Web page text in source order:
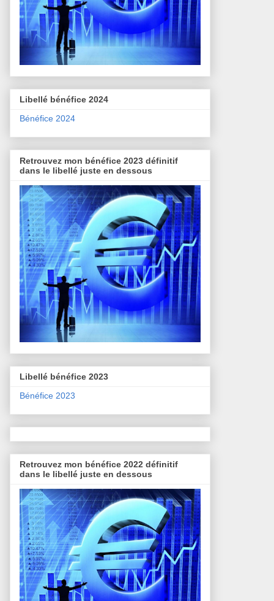
Libellé bénéfice 2024
Bénéfice 2024
Retrouvez mon bénéfice 2023 définitif
dans le libellé juste en dessous
Libellé bénéfice 2023
Bénéfice 2023
Retrouvez mon bénéfice 2022 définitif
dans le libellé juste en dessous